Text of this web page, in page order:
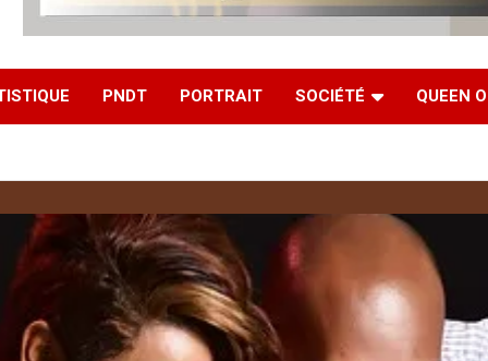
PNDT PORTRAIT SOCIÉTÉ QUEEN